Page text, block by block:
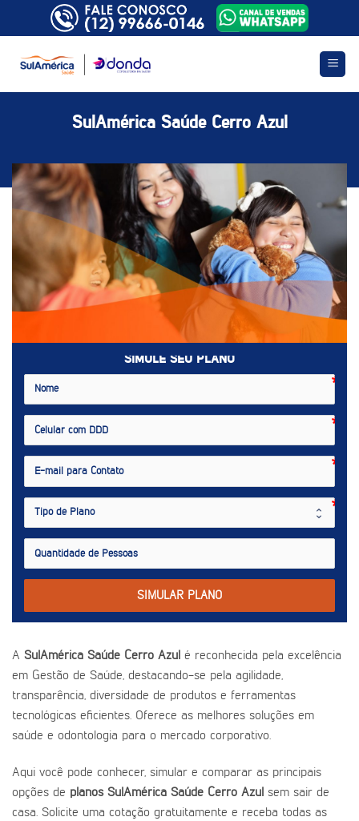
SulAmérica Saúde Cerro Azul
SIMULE SEU PLANO
SIMULAR PLANO
A SulAmérica Saúde Cerro Azul é reconhecida pela excelência
em Gestão de Saúde, destacando-se pela agilidade,
transparência, diversidade de produtos e ferramentas
tecnológicas eficientes. Oferece as melhores soluções em
saúde e odontologia para o mercado corporativo.
Aqui você pode conhecer, simular e comparar as principais
opções de planos SulAmérica Saúde Cerro Azul sem sair de
casa. Solicite uma cotação gratuitamente e receba todas as